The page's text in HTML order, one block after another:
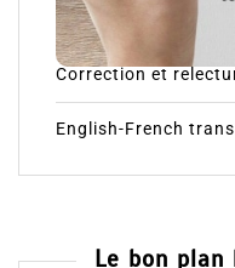
Correction et
English-French
Le bon